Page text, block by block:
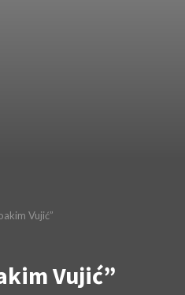
Vujić”
Vujić”